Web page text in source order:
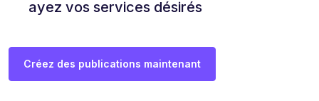
ayez vos services désirés
Créez des publications maintenant